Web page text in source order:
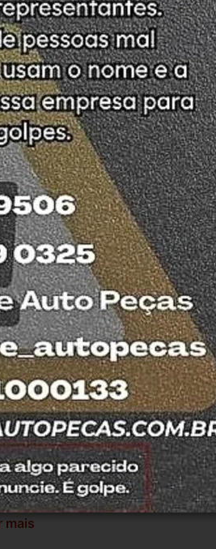
TORÇÃO COMO
contam
veículos
também
OEM:
Peso
SKU:
Troca e Devolução
dias a partir da data da
poderá escolher dentre as
do pagamento de outro
mais